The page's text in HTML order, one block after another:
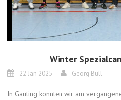
Winter
22 Jan 2025 Georg Bull
In Gauting konnten wir am